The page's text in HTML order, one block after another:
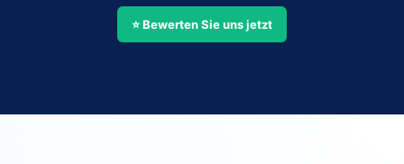
⭐ Bewerten Sie uns jetzt